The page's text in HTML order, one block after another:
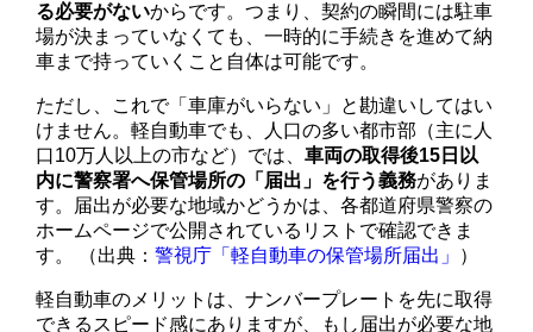
る必要がないからです。つまり、契約の瞬間には駐車
場が決まっていなくても、一時的に手続きを進めて納
車まで持っていくこと自体は可能です。
ただし、これで「車庫がいらない」と勘違いしてはい
けません。軽自動車でも、人口の多い都市部（主に人
口10万人以上の市など）では、車両の取得後15日以
内に警察署へ保管場所の「届出」を行う義務がありま
す。届出が必要な地域かどうかは、各都道府県警察の
ホームページで公開されているリストで確認できま
す。 （出典：警視庁「軽自動車の保管場所届出」 ）
軽自動車のメリットは、ナンバープレートを先に取得
できるスピード感にありますが、もし届出が必要な地